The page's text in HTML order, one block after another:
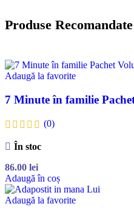
Produse Recomandate
Adaugă la favorite
7 Minute în familie
(0)
În stoc
86.00 lei
Adaugă în coș
Adaugă la favorite